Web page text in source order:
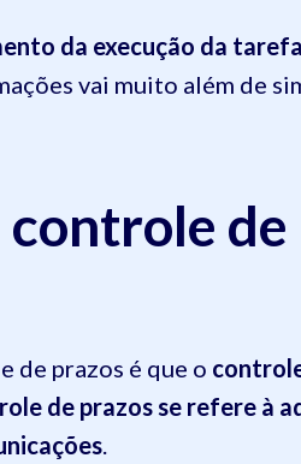
da execução da tarefa
vai muito além de
de prazos é que o
de prazos se refere à
.